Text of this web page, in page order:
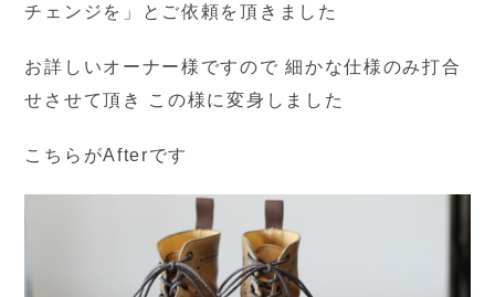
チェンジを」とご依頼を頂きました
お詳しいオーナー様ですので 細かな仕様のみ打合
せさせて頂き この様に変身しました
こちらがAfterです